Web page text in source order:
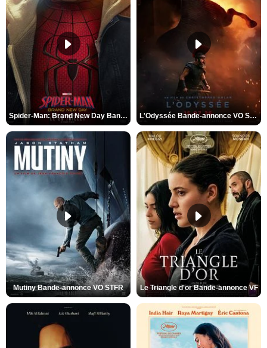
Spider-Man: Brand New Day Bande-annonce VO STFR L'Odyssée Bande-annonce VO STFR
Mutiny Bande-annonce VO STFR Le Triangle d'or Bande-annonce VF